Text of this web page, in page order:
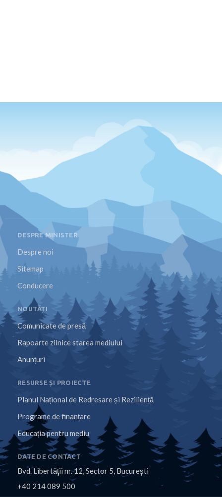
DESPRE MINISTER
Despre noi
Sitemap
Conducere
NOUTĂȚI
Comunicate de presă
Rapoarte zilnice starea mediului
Anunțuri
RESURSE ȘI PROIECTE
Planul Național de Redresare și Reziliență
Programe de finanțare
Educația pentru mediu
DATE DE CONTACT
Bvd. Libertăţii nr. 12, Sector 5, Bucureşti
+40 214 089 500